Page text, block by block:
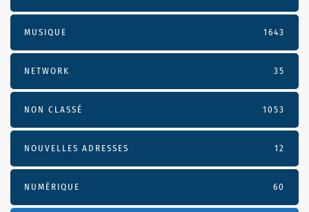
MUSIQUE 1643
NETWORK 35
NON CLASSÉ 1053
NOUVELLES ADRESSES 12
NUMÉRIQUE 60